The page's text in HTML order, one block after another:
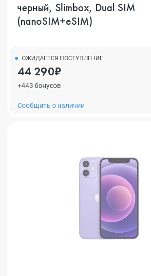
черный, Slimbox, Dual SIM
(nanoSIM+eSIM)
ОЖИДАЕТСЯ ПОСТУПЛЕНИЕ
44 290₽
+443 бонусов
Cообщить о наличии